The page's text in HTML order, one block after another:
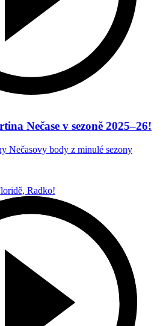
Nečase v sezoně 2025–26!
Nečasovy body z minulé sezony